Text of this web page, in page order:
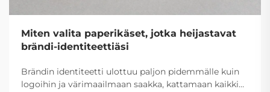
Miten valita paperikäset, jotka heijastavat
brändi-identiteettiäsi
Brändin identiteetti ulottuu paljon pidemmälle kuin
logoihin ja värimaailmaan saakka, kattamaan kaikki